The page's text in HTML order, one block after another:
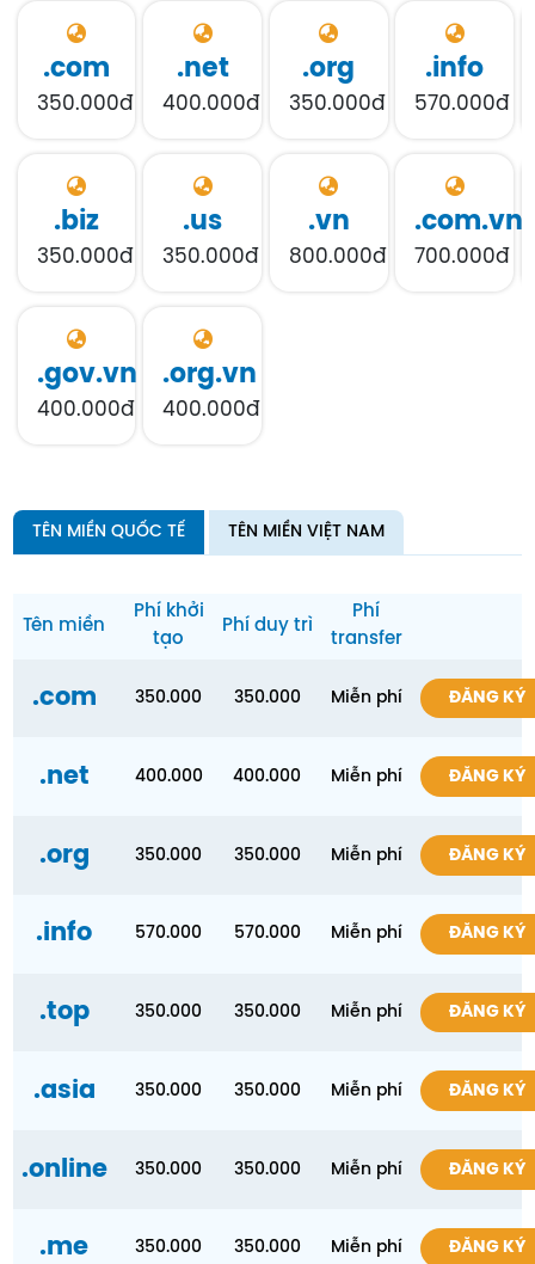
.com
350.000đ
.net
400.000đ
.org
350.000đ
.info
570.000đ
.biz
350.000đ
.us
350.000đ
.vn
800.000đ
.com.vn
700.000đ
.gov.vn
400.000đ
.org.vn
400.000đ
TÊN MIỀN QUỐC TẾ TÊN MIỀN VIỆT NAM
Tên miền
Phí khởi
tạo
Phí duy trì
Phí
transfer
.com 350.000 350.000 Miễn phí ĐĂNG KÝ
.net 400.000 400.000 Miễn phí ĐĂNG KÝ
.org 350.000 350.000 Miễn phí ĐĂNG KÝ
.info 570.000 570.000 Miễn phí ĐĂNG KÝ
.top 350.000 350.000 Miễn phí ĐĂNG KÝ
.asia 350.000 350.000 Miễn phí ĐĂNG KÝ
.online 350.000 350.000 Miễn phí ĐĂNG KÝ
.me 350.000 350.000 Miễn phí ĐĂNG KÝ